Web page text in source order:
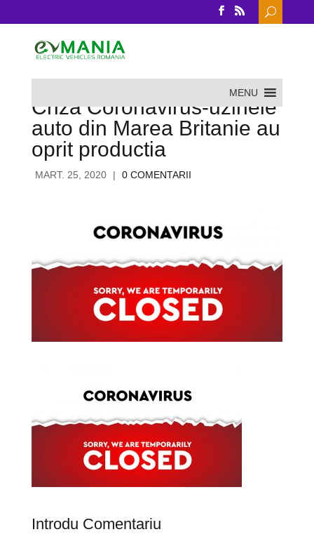
for:
MENU
Criza Coronavirus-uzinele
auto din Marea Britanie au
oprit productia
MART. 25, 2020 | 0 COMENTARII
Introdu Comentariu